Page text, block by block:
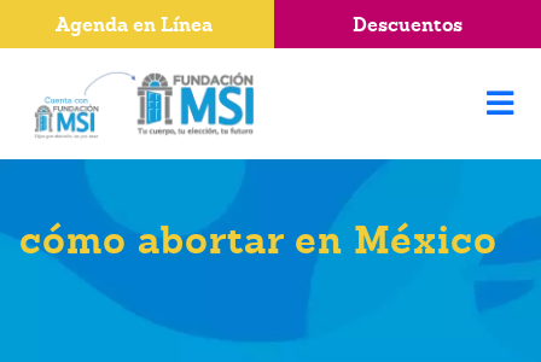
cómo abortar en México
Agenda en Línea Descuentos